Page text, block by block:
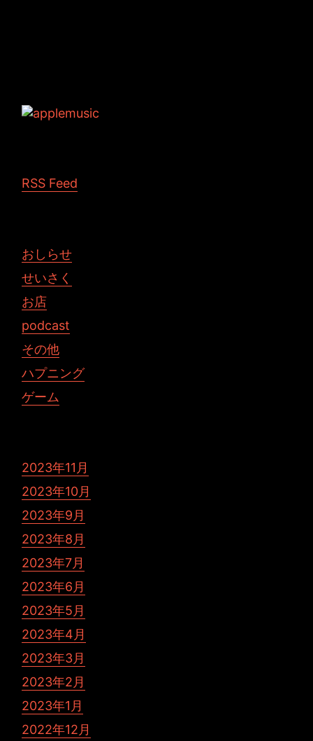
RSS Feed
おしらせ
せいさく
お店
podcast
その他
ハプニング
ゲーム
2023年11月
2023年10月
2023年9月
2023年8月
2023年7月
2023年6月
2023年5月
2023年4月
2023年3月
2023年2月
2023年1月
2022年12月